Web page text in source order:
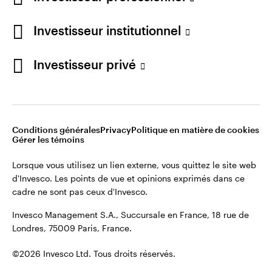
Investisseur institutionnel
Investisseur privé
Conditions généralesPrivacyPolitique en matière de cookies
Gérer les témoins
Lorsque vous utilisez un lien externe, vous quittez le site web
d'Invesco. Les points de vue et opinions exprimés dans ce
cadre ne sont pas ceux d'Invesco.
Invesco Management S.A., Succursale en France, 18 rue de
Londres, 75009 Paris, France.
©2026 Invesco Ltd. Tous droits réservés.